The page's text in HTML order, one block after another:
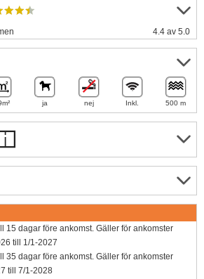
4.4 av 5.0
ja nej Inkl. 500 m
15 dagar före ankomst. Gäller för ankomster
till 1/1-2027
35 dagar före ankomst. Gäller för ankomster
till 7/1-2028